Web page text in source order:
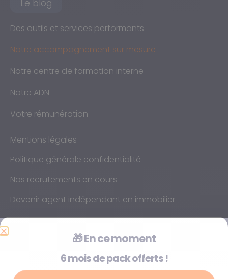
Le blog
Des outils et services performants
Notre accompagnement sur mesure
Notre centre de formation interne
Notre ADN
Votre rémunération
Mentions légales
Politique générale confidentialité
Nos recrutements en cours
Devenir agent indépendant en immobilier
🎁En ce moment
6 mois de pack offerts !